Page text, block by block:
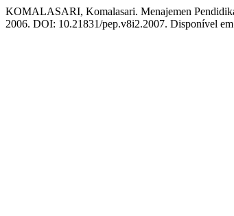
KOMALASARI, Komalasari. Menajemen
2006. DOI: 10.21831/pep.v8i2.2007. Disponível